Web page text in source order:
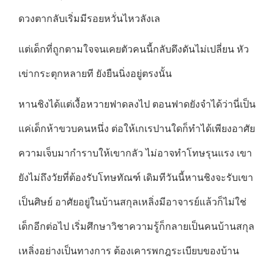
ดวงตากลับเริ่มมีรอยหวั่นไหวลังเล
แต่เด็กที่ถูกตามใจจนเคยตัวคนนี้กลับดึงดันไม่เปลี่ยน หัว
เข่ากระตุกหลายที ยังยืนนิ่งอยู่ตรงนั้น
หานชิงได้แต่เงื้อหวายฟาดลงไป ตอนฟาดยังจำได้ว่านี่เป็น
แค่เด็กห้าขวบคนหนึ่ง ต่อให้เกเรปานใดก็ทำได้เพียงอาศัย
ความเจ็บมากำราบให้เขากลัว ไม่อาจทำโทษรุนแรง เขา
ยังไม่ถึงวัยที่ต้องรับโทษทัณฑ์ เดิมทีวันนี้หานชิงจะรับเขา
เป็นศิษย์ อาศัยอยู่ในบ้านสกุลเหลิ่งมีอาจารย์แล้วก็ไม่ใช่
เด็กอีกต่อไป เริ่มศึกษาวิชาความรู้ก็กลายเป็นคนบ้านสกุล
เหลิ่งอย่างเป็นทางการ ต้องเคารพกฎระเบียบของบ้าน